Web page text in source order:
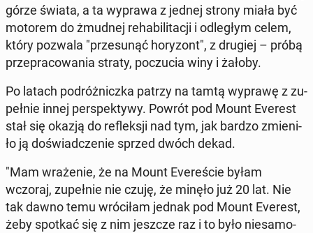
górze świata, a ta wyprawa z jednej strony miała być
motorem do żmudnej re­ha­bi­li­ta­cji i od­le­głym celem,
który pozwala "prze­su­nąć ho­ry­zont", z drugiej – próbą
prze­pra­co­wa­nia straty, po­czu­cia winy i żałoby.
Po latach po­dróż­nicz­ka patrzy na tamtą wyprawę z zu­
peł­nie innej per­spek­ty­wy. Powrót pod Mount Everest
stał się okazją do re­flek­sji nad tym, jak bardzo zmie­ni­
ło ją do­świad­cze­nie sprzed dwóch dekad.
"Mam wra­że­nie, że na Mount Eve­re­ście byłam
wczoraj, zu­peł­nie nie czuję, że minęło już 20 lat. Nie
tak dawno temu wró­ci­łam jednak pod Mount Everest,
żeby spotkać się z nim jeszcze raz i to było nie­sa­mo­